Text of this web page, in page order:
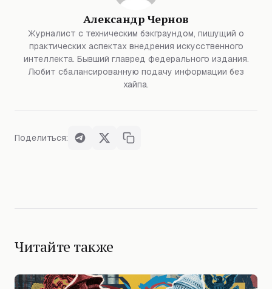
Александр Чернов
Журналист с техническим бэкграундом, пишущий о
практических аспектах внедрения искусственного
интеллекта. Бывший главред федерального издания.
Любит сбалансированную подачу информации без
хайпа.
Поделиться:
Читайте также